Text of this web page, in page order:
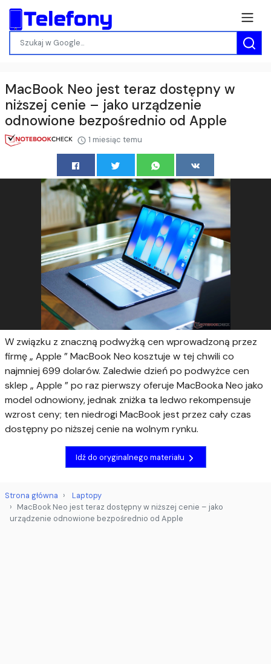
MacBook Neo jest teraz dostępny w
niższej cenie – jako urządzenie
odnowione bezpośrednio od Apple
1 miesiąc temu
W związku z znaczną podwyżką cen wprowadzoną przez
firmę „ Apple ” MacBook Neo kosztuje w tej chwili co
najmniej 699 dolarów. Zaledwie dzień po podwyżce cen
sklep „ Apple ” po raz pierwszy oferuje MacBooka Neo jako
model odnowiony, jednak zniżka ta ledwo rekompensuje
wzrost ceny; ten niedrogi MacBook jest przez cały czas
dostępny po niższej cenie na wolnym rynku.
Idź do oryginalnego materiału
Strona główna
Laptopy
MacBook Neo jest teraz dostępny w niższej cenie – jako
urządzenie odnowione bezpośrednio od Apple